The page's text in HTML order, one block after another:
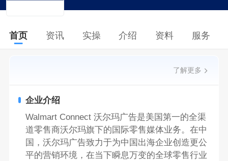
首页 资讯 实操 介绍 资料 服务
了解更多
企业介绍
Walmart Connect 沃尔玛广告是美国第一的全渠
道零售商沃尔玛旗下的国际零售媒体业务。在中
国，沃尔玛广告致力于为中国出海企业创造更公
平的营销环境，在当下瞬息万变的全球零售行业